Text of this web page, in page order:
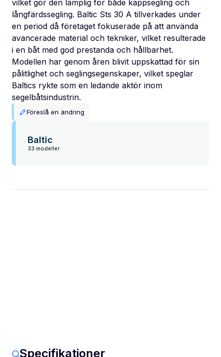
vilket gör den lämplig för både kappsegling och
långfärdssegling. Baltic Sts 30 A tillverkades under
en period då företaget fokuserade på att använda
avancerade material och tekniker, vilket resulterade
i en båt med god prestanda och hållbarhet.
Modellen har genom åren blivit uppskattad för sin
pålitlighet och seglingsegenskaper, vilket speglar
Baltics rykte som en ledande aktör inom
segelbåtsindustrin.
Föreslå en ändring
Baltic
33 modeller
Specifikationer